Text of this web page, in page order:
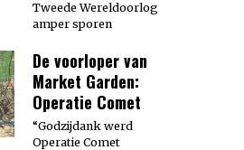
Tweede Wereldoorlog
amper sporen
De voorloper van
Market Garden:
Operatie Comet
“Godzijdank werd
Operatie Comet